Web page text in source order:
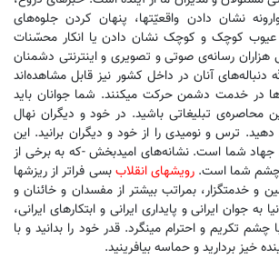
نشان دادن واقعیّتها، پنهان کردن جلوه‌های
کوچک و کوچک نشان دادن یا انکار محسّنات
هزاران رسانه‌ی صوتی و تصویری و اینترنتی دشمنان
دنباله‌های آنان در داخل کشور نیز قابل مشاهده‌اند
در خدمت دشمن حرکت میکنند. شما جوانان باید
تبلیغاتی باشید. در خود و دیگران نهال
دهید. ترس و نومیدی را از خود و دیگران برانید. این
شما است. نشانه‌های امیدبخش -که به برخی از
چشم شما است.رویشهای انقلاببسی فراتر از ریزشها
خدمتگزار، بمراتب بیشتر از مفسدان و خائنان و
جوان ایرانی و پایداری ایرانی و ابتکارهای ایرانی،
چشم تکریم و احترام مینگرد. قدر خود را بدانید و با
خیز بردارید و حماسه بیافرینید.